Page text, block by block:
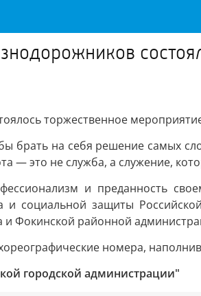
торжественное
брать на себя решение самых
— это не служба, а служение,
и преданность
социальной защиты
и Фокинской районной
номера,
городской администрации"